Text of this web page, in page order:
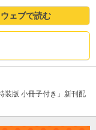
ウェブで読む
装版 小冊子付き」新刊配